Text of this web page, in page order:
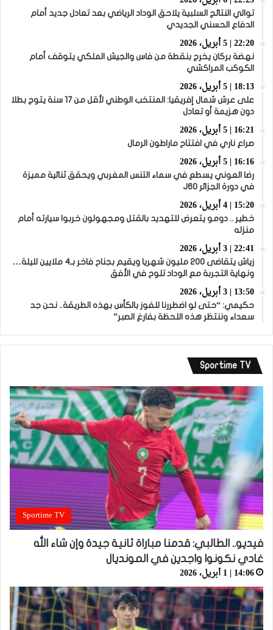
توالي النتائج السلبية يلاحق الوداد الرياضي بعد تعادل جديد أمام
الدفاع الحسني الجديدي
22:20 | 5 أبريل، 2026
نهضة بركان يخرج بنقطة من فاس والجيش الملكي يتوقف أمام
الكوكب المراكشي
18:13 | 5 أبريل، 2026
على عرش شمال إفريقيا: المنتخب الوطني لأقل من 17 سنة يتوج بطلا
دون هزيمة أو تعادل
16:21 | 5 أبريل، 2026
صراع ناري في افتتاح ماراطون الرمال
16:16 | 5 أبريل، 2026
رضا العوني يسطع في سماء التنس المغربي ويحقق ثنائية مميزة
في دورة الجزائر J60
15:20 | 4 أبريل، 2026
خطير .. دومو يتعرض للتهديد بالقتل ومجهولون خربوا سيارته أمام
منزله
22:41 | 3 أبريل، 2026
زياش يتقاضى 200 مليون شهريا ويقيم بجناح فاخر بـ4 ملايين لليلة…
ونهاية التجربة مع الوداد تلوح في الأفق
13:50 | 3 أبريل، 2026
حكيمي: “حتى لو اضطررنا للفوز بالكأس بهذه الطريقة.. نحن جد
سعداء وننتظر هذه اللحظة بفارغ الصبر”
Sportime TV
Sportime TV
فيديو.. الطالبي: قدمنا مباراة ثانية جيدة وإن شاء الله
غادي نكونوا واجدين في المونديال
14:06 | 1 أبريل، 2026